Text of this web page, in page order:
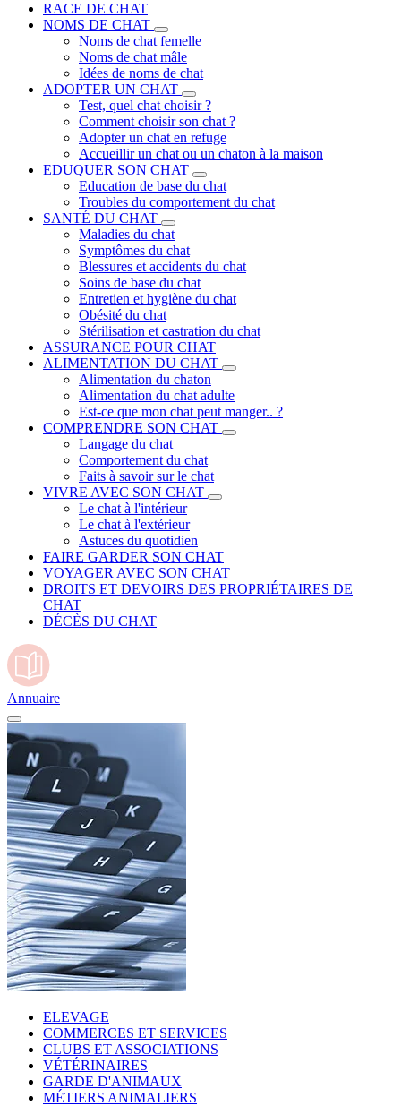
RACE DE CHAT
NOMS DE CHAT
Noms de chat femelle
Noms de chat mâle
Idées de noms de chat
ADOPTER UN CHAT
Test, quel chat choisir ?
Comment choisir son chat ?
Adopter un chat en refuge
Accueillir un chat ou un chaton à la maison
EDUQUER SON CHAT
Education de base du chat
Troubles du comportement du chat
SANTÉ DU CHAT
Maladies du chat
Symptômes du chat
Blessures et accidents du chat
Soins de base du chat
Entretien et hygiène du chat
Obésité du chat
Stérilisation et castration du chat
ASSURANCE POUR CHAT
ALIMENTATION DU CHAT
Alimentation du chaton
Alimentation du chat adulte
Est-ce que mon chat peut manger.. ?
COMPRENDRE SON CHAT
Langage du chat
Comportement du chat
Faits à savoir sur le chat
VIVRE AVEC SON CHAT
Le chat à l'intérieur
Le chat à l'extérieur
Astuces du quotidien
FAIRE GARDER SON CHAT
VOYAGER AVEC SON CHAT
DROITS ET DEVOIRS DES PROPRIÉTAIRES DE
CHAT
DÉCÈS DU CHAT
Annuaire
ELEVAGE
COMMERCES ET SERVICES
CLUBS ET ASSOCIATIONS
VÉTÉRINAIRES
GARDE D'ANIMAUX
MÉTIERS ANIMALIERS